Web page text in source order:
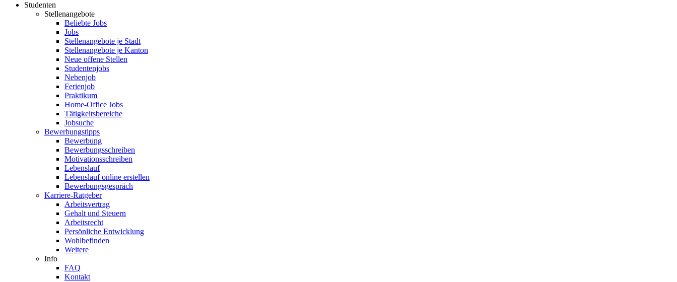
Studenten
Stellenangebote
Beliebte Jobs
Jobs
Stellenangebote je Stadt
Stellenangebote je Kanton
Neue offene Stellen
Studentenjobs
Nebenjob
Ferienjob
Praktikum
Home-Office Jobs
Tätigkeitsbereiche
Jobsuche
Bewerbungstipps
Bewerbung
Bewerbungsschreiben
Motivationsschreiben
Lebenslauf
Lebenslauf online erstellen
Bewerbungsgespräch
Karriere-Ratgeber
Arbeitsvertrag
Gehalt und Steuern
Arbeitsrecht
Persönliche Entwicklung
Wohlbefinden
Weitere
Info
FAQ
Kontakt